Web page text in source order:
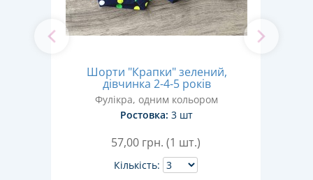
Шорти "Крапки" зелений,
дівчинка 2-4-5 років
Фулікра, одним кольором
Ростовка: 3 шт
57,00 грн. (1 шт.)
Кількість: